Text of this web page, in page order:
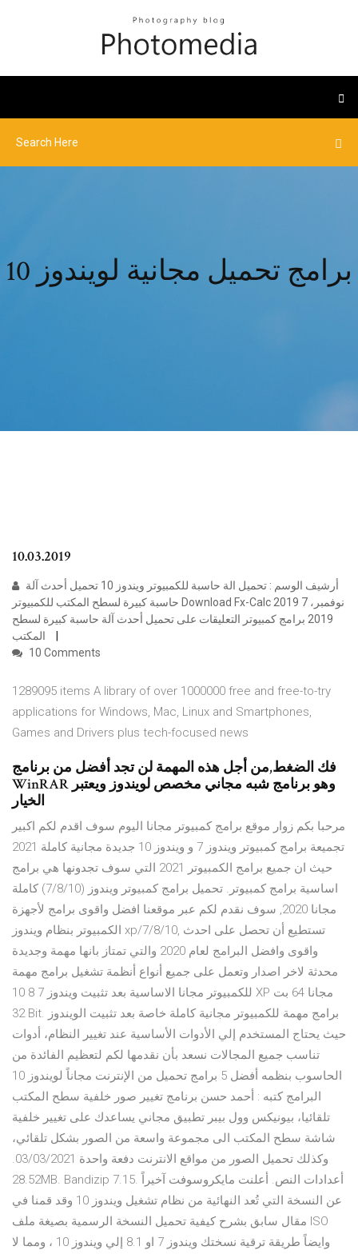
برامج تحميل مجانية لويندوز 10
10.03.2019
حاسبة كبيرة لسطح المكتب للكمبيوتر Download Fx-Calc 2019 7 نوفمبر،
2019 برامج كمبيوتر التعليقات على تحميل أحدث آلة حاسبة كبيرة لسطح
10 Comments
1289095 items A library of over 1000000 free and free-to-try
applications for Windows, Mac, Linux and Smartphones,
Games and Drivers plus tech-focused news
فك الضغط,من أجل هذه المهمة لن تجد أفضل من برنامج
WinRAR وهو برنامج شبه مجاني مخصص لويندوز ويعتبر
مرحبا بكم زوار موقع برامج كمبيوتر مجانا اليوم سوف اقدم لكم اكبير
تجميعة برامج كمبيوتر ويندوز 7 و ويندوز 10 جديدة مجانية كاملة 2021
حيث ان جميع برامج الكمبيوتر 2021 التي سوف تجدونها هي برامج
اساسية برامج كمبيوتر. تحميل برامج كمبيوتر ويندوز (7/8/10) كاملة
مجانا 2020, سوف نقدم لكم عبر موقعنا افضل واقوى برامج لأجهزة
الكمبيوتر بنظام ويندوز xp/7/8/10, تستطيع أن تحصل على احدث
واقوى وافضل البرامج لعام 2020 والتي تمتاز بانها مهمة وجديدة
محدثة لاخر اصدار وتعمل على جميع أنواع أنظمة تشغيل برامج مهمة
للكمبيوتر مجانا الاساسية بعد تثبيت ويندوز 7 8 10 XP مجانا 64 بت
32 Bit. برامج مهمة للكمبيوتر مجانية كاملة خاصة بعد تثبيت الويندوز
حيث يحتاج المستخدم إلي الأدوات الأساسية عند تغيير النظام، أدوات
تناسب جميع المجالات نسعد بأن نقدمها لكم لتعظيم الفائدة من
الحاسوب بنظمه أفضل 5 برامج تحميل من الإنترنت مجاناً لويندوز 10
البرامج كتبه : أحمد حسن برنامج تغيير صور خلفية سطح المكتب
تلقائيا، بيونيكس وول بيبر تطبيق مجاني يساعدك على تغيير خلفية
شاشة سطح المكتب الى مجموعة واسعة من الصور بشكل تلقائي،
وكذلك تحميل الصور من مواقع الانترنت دفعة واحدة 03/03/2021.
28.52MB. Bandizip 7.15. أعدادات النص. أعلنت مايكروسوفت آخيراً
عن النسخة التي تُعد النهائية من نظام تشغيل ويندوز 10 وقد قمنا في
مقال سابق بشرح كيفية تحميل النسخة الرسمية بصيغة ملف ISO
وايضاً طريقة ترقية نسختك ويندوز 7 او 8.1 إلي ويندوز 10 ، ومما لا